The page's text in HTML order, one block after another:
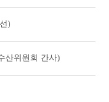
)
산위원회 간사)